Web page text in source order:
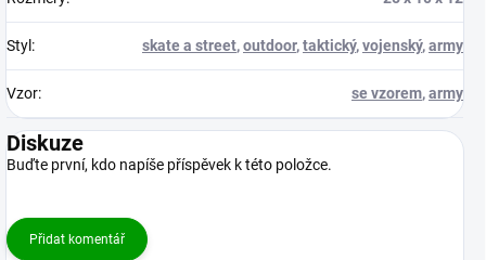
Styl : skate a street,outdoor,taktický,vojenský,army
Vzor: se vzorem,army
Diskuze
Buďte první, kdo napíše příspěvek k této položce.
Přidat komentář